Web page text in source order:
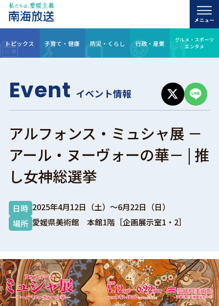
トピックス 子育て・健康 防災・くらし 行政・産業
グルメ・スポーツ
エンタメ
Event イベント情報
アルフォンス・ミュシャ展 －
アール・ヌーヴォーの華－ | 推
し女神総選挙
日時 2025年4月12日（土）～6月22日（日）
場所 愛媛県美術館 本館1階［企画展示室1・2］